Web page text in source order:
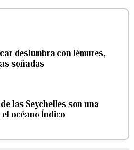
deslumbra con lémures,
soñadas
las Seychelles son una
océano Índico